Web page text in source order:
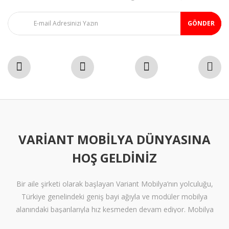
GÖNDER
VARIANT MOBILYA DÜNYASINA
HOŞ GELDINIZ
Bir aile şirketi olarak başlayan Variant Mobilya’nın yolculuğu,
Türkiye genelindeki geniş bayi ağıyla ve modüler mobilya
alanındaki başarılarıyla hız kesmeden devam ediyor. Mobilya